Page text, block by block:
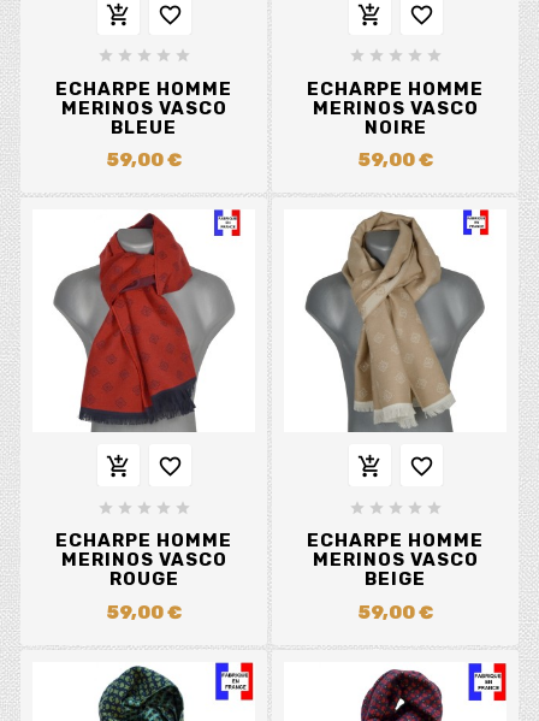
 
    
ECHARPE HOMME
MERINOS VASCO
BLEUE
59,00 €
 
    
ECHARPE HOMME
MERINOS VASCO
NOIRE
59,00 €
 
    
ECHARPE HOMME
MERINOS VASCO
ROUGE
59,00 €
 
    
ECHARPE HOMME
MERINOS VASCO
BEIGE
59,00 €